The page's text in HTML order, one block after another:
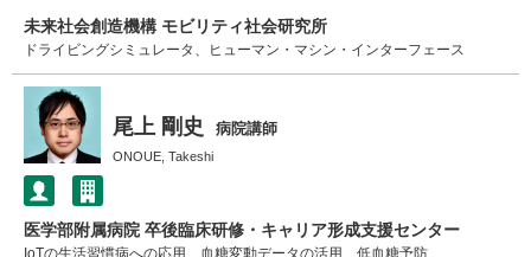
未来社会創造機構 モビリティ社会研究所
ドライビングシミュレータ、ヒューマン・マシン・インターフェース
尾上 剛史 病院講師
ONOUE, Takeshi
医学部附属病院 卒後臨床研修・キャリア形成支援センター
IoTの生活習慣病への応用、血糖変動データの活用、低血糖予防